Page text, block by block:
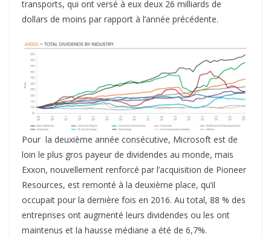
transports, qui ont versé à eux deux 26 milliards de
dollars de moins par rapport à l’année précédente.
Pour la deuxième année consécutive, Microsoft est de
loin le plus gros payeur de dividendes au monde, mais
Exxon, nouvellement renforcé par l’acquisition de Pioneer
Resources, est remonté à la deuxième place, qu’il
occupait pour la dernière fois en 2016. Au total, 88 % des
entreprises ont augmenté leurs dividendes ou les ont
maintenus et la hausse médiane a été de 6,7%.